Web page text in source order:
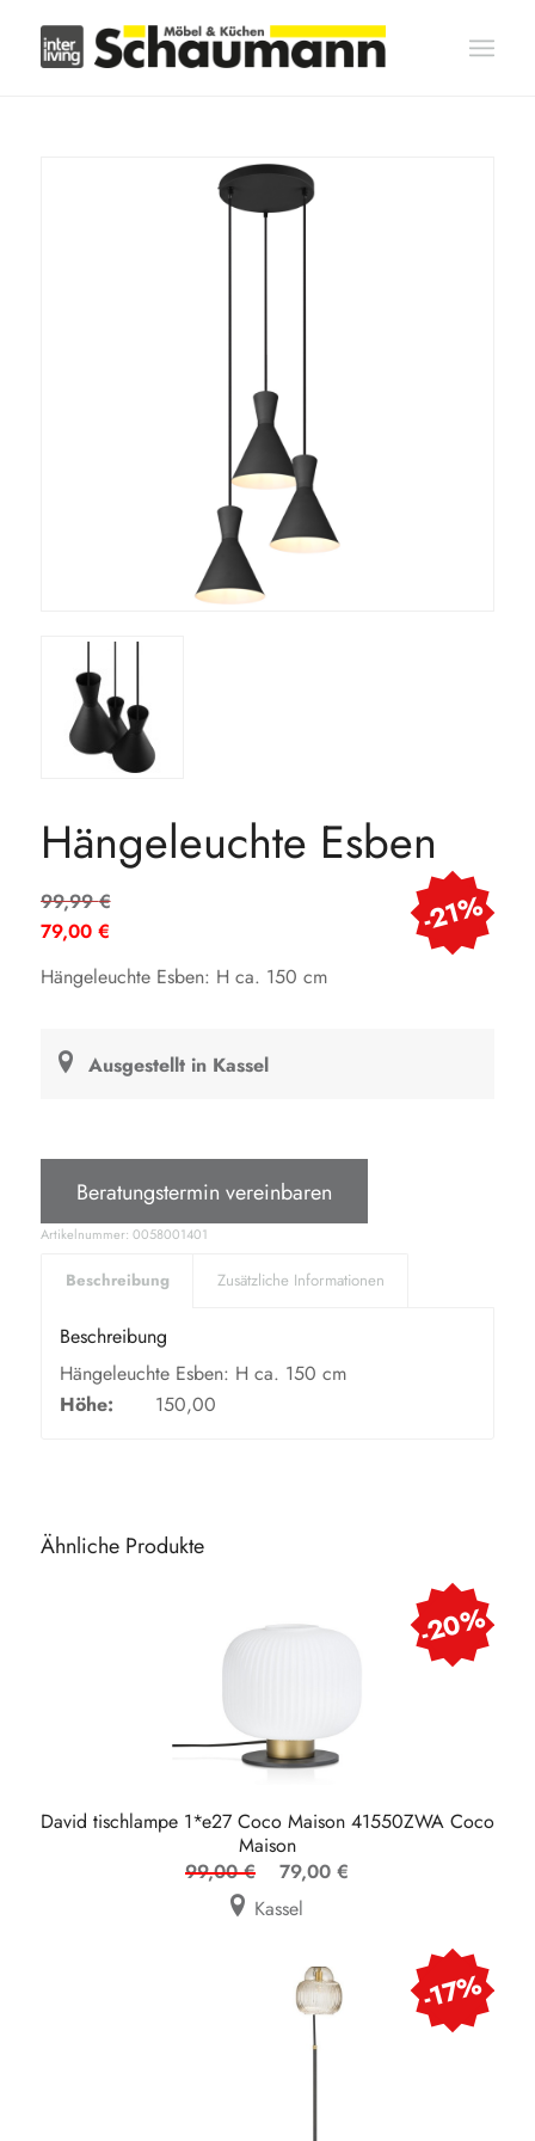
Hängeleuchte Esben
99,99€Ursprünglicher
99,99 €
79,00 €
Preis
79,00 €.
-21%
Hängeleuchte Esben: H ca. 150 cm
Ausgestellt in Kassel
Beratungstermin vereinbaren
Artikelnummer: 0058001401
Beschreibung Zusätzliche Informationen
Beschreibung
Hängeleuchte Esben: H ca. 150 cm
Höhe:
150,00
Ähnliche Produkte
David tischlampe 1*e27 Coco Maison 41550ZWA Coco
Maison
99,00 €
79,00 €
Kassel
-20%
-17%